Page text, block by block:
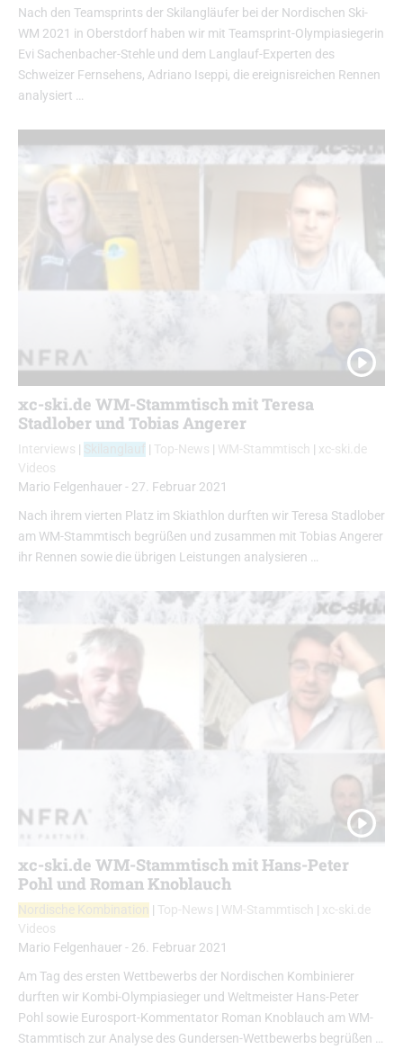
Nach den Teamsprints der Skilangläufer bei der Nordischen Ski-
WM 2021 in Oberstdorf haben wir mit Teamsprint-Olympiasiegerin
Evi Sachenbacher-Stehle und dem Langlauf-Experten des
Schweizer Fernsehens, Adriano Iseppi, die ereignisreichen Rennen
analysiert …
xc-ski.de WM-Stammtisch mit Teresa
Stadlober und Tobias Angerer
Interviews | | Top-News | WM-Stammtisch | xc-ski.de
Videos
Mario Felgenhauer - 27. Februar 2021
Nach ihrem vierten Platz im Skiathlon durften wir Teresa Stadlober
am WM-Stammtisch begrüßen und zusammen mit Tobias Angerer
ihr Rennen sowie die übrigen Leistungen analysieren …
xc-ski.de WM-Stammtisch mit Hans-Peter
Pohl und Roman Knoblauch
Top-News WM-Stammtisch
xc-ski.de
Videos
Mario Felgenhauer - 26. Februar 2021
Am Tag des ersten Wettbewerbs der Nordischen Kombinierer
durften wir Kombi-Olympiasieger und Weltmeister Hans-Peter
Pohl sowie Eurosport-Kommentator Roman Knoblauch am WM-
Stammtisch zur Analyse des Gundersen-Wettbewerbs begrüßen …